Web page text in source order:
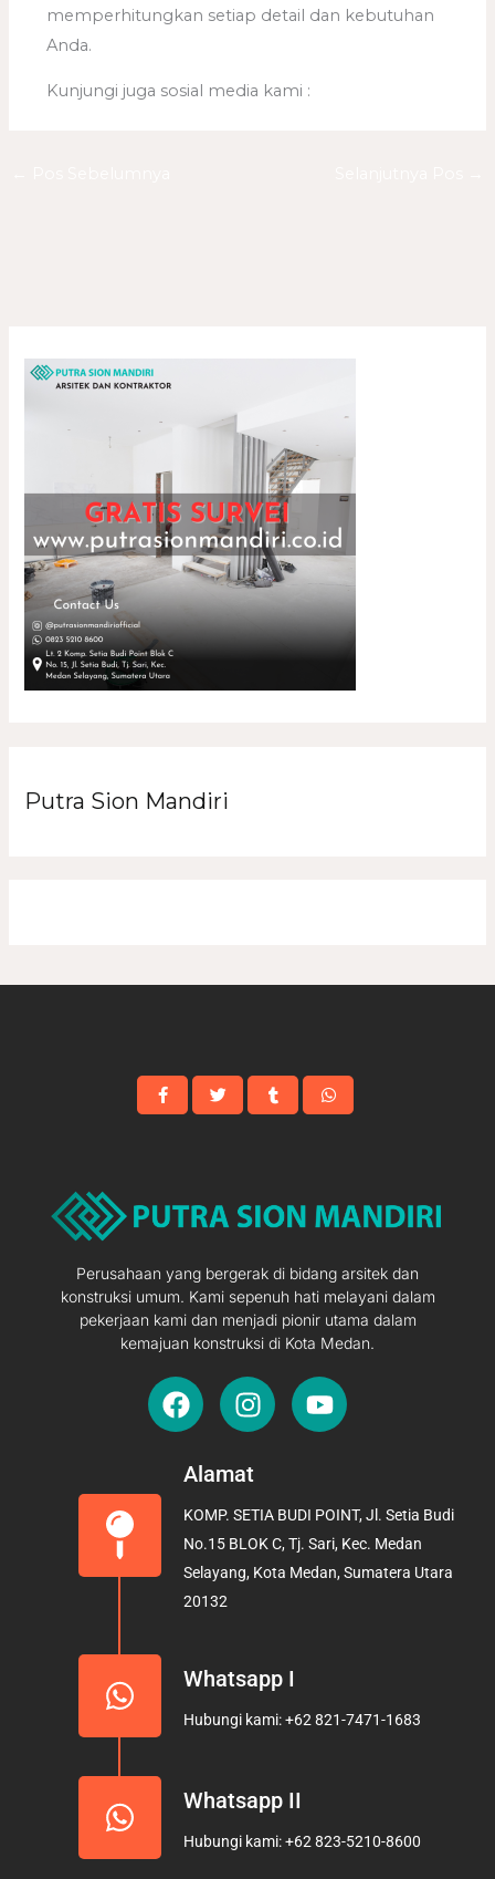
memperhitungkan setiap detail dan kebutuhan
Anda.
Kunjungi juga sosial media kami :
Putra Sion Mandiri
Perusahaan yang bergerak di bidang arsitek dan
konstruksi umum. Kami sepenuh hati melayani dalam
pekerjaan kami dan menjadi pionir utama dalam
kemajuan konstruksi di Kota Medan.
F
a
e
o
o
k
I
n
t
g
r
a
Y
o
b
e
Alamat
KOMP. SETIA BUDI POINT, Jl. Setia Budi
No.15 BLOK C, Tj. Sari, Kec. Medan
Selayang, Kota Medan, Sumatera Utara
20132
Whatsapp I
Hubungi kami: +62 821-7471-1683
Whatsapp II
Hubungi kami: +62 823-5210-8600